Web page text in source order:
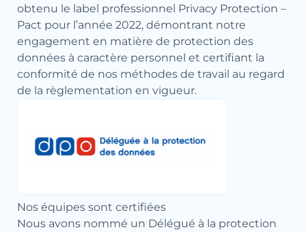
obtenu le label professionnel Privacy Protection –
Pact pour l’année 2022, démontrant notre
engagement en matière de protection des
données à caractère personnel et certifiant la
conformité de nos méthodes de travail au regard
de la règlementation en vigueur.
Nos équipes sont certifiées
Nous avons nommé un Délégué à la protection